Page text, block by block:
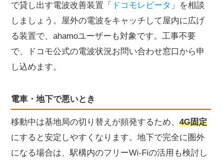
で貸し出す電波改善装置「
ドコモレピータ 」を相談
しましょう。屋外の電波をキャッチして屋内に広げ
る装置で、ahamoユーザーも対象です。工事不要
で、ドコモ公式の電波状況お問い合わせ窓口から申
し込めます。
電車・地下で悪いとき
移動中は基地局の切り替えが頻発するため、 4G固定
にすると安定しやすくなります。地下で完全に圏外
になる場合は、駅構内のフリーWi-Fiの活用も検討し